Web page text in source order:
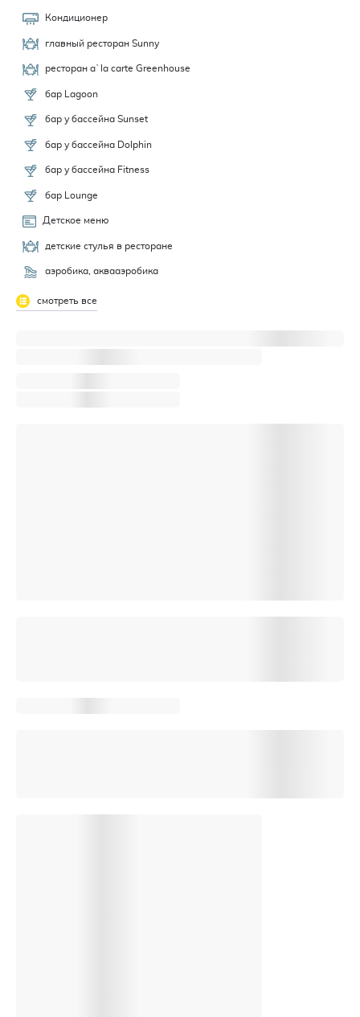
Кондиционер
главный ресторан Sunny
ресторан a`la carte Greenhouse
бар Lagoon
бар у бассейна Sunset
бар у бассейна Dolphin
бар у бассейна Fitness
бар Lounge
Детское меню
детские стулья в ресторане
аэробика, аквааэробика
смотреть все